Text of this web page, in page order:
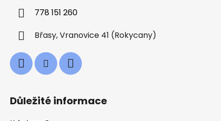
778 151 260
Břasy, Vranovice 41 (Rokycany)
Důležité informace